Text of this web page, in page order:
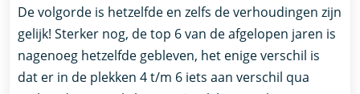
De volgorde is hetzelfde en zelfs de verhoudingen zijn
gelijk! Sterker nog, de top 6 van de afgelopen jaren is
nagenoeg hetzelfde gebleven, het enige verschil is
dat er in de plekken 4 t/m 6 iets aan verschil qua